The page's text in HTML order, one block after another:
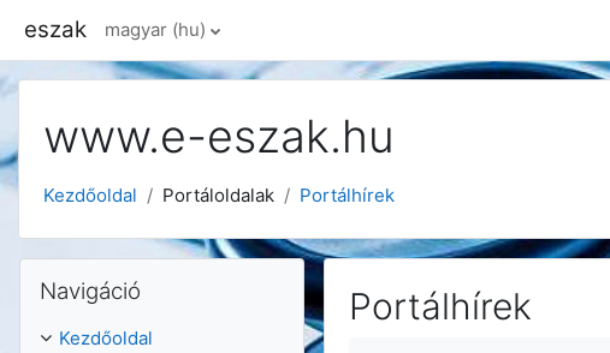
eszak magyar ‎(hu)‎
www.e-eszak.hu
Kezdőoldal Portáloldalak Portálhírek
Portálhírek
Navigáció
Kezdőoldal